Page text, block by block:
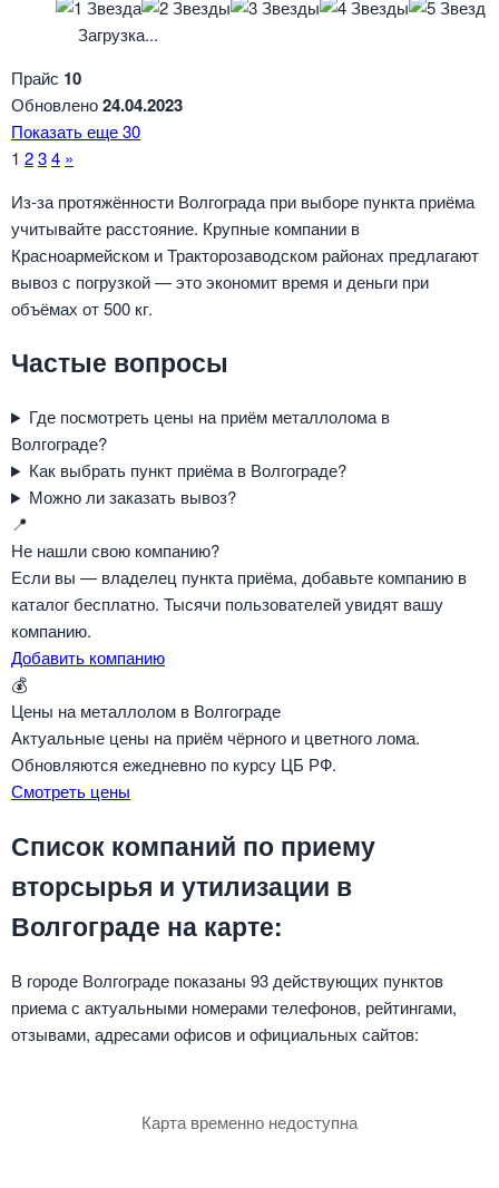
Загрузка...
Прайс 10
Обновлено24.04.2023
Показать еще 30
Навигация
по
страницам
1 234 »
Из-за протяжённости Волгограда при выборе пункта приёма
учитывайте расстояние. Крупные компании в
Красноармейском и Тракторозаводском районах предлагают
вывоз с погрузкой — это экономит время и деньги при
объёмах от 500 кг.
Частые вопросы
Где посмотреть цены на приём металлолома в
Волгограде?
Как выбрать пункт приёма в Волгограде?
Можно ли заказать вывоз?
📍
Не нашли свою компанию?
Если вы — владелец пункта приёма, добавьте компанию в
каталог бесплатно. Тысячи пользователей увидят вашу
компанию.
Добавить компанию
💰
Цены на металлолом в Волгограде
Актуальные цены на приём чёрного и цветного лома.
Обновляются ежедневно по курсу ЦБ РФ.
Смотреть цены
Список компаний по приему
вторсырья и утилизации в
Волгограде на карте:
В городе Волгограде показаны 93 действующих пунктов
приема с актуальными номерами телефонов, рейтингами,
отзывами, адресами офисов и официальных сайтов:
Карта временно недоступна